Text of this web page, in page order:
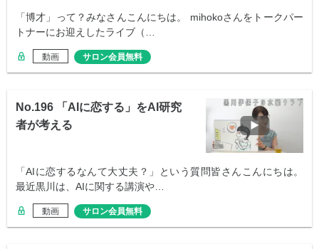
「博才」って？みなさんこんにちは。 mihokoさんをトークパー
トナーにお迎えしたライブ（…
動画 サロン会員無料
No.196 「AIに恋する」をAI研究
者が考える
「AIに恋するなんて大丈夫？」という質問皆さんこんにちは。
最近黒川は、AIに関する講演や…
動画 サロン会員無料